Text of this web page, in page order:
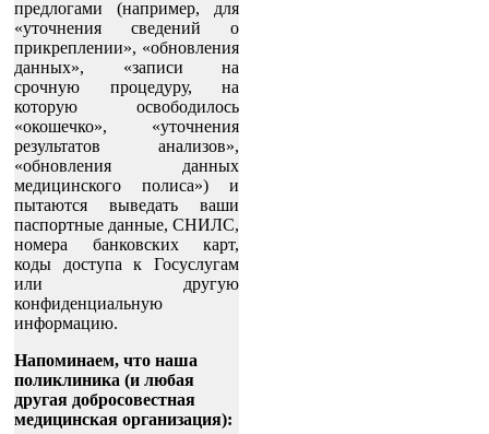
предлогами (например, для
«уточнения сведений о
прикреплении», «обновления
данных», «записи на
срочную процедуру, на
которую освободилось
«окошечко», «уточнения
результатов анализов»,
«обновления данных
медицинского полиса») и
пытаются выведать ваши
паспортные данные, СНИЛС,
номера банковских карт,
коды доступа к Госуслугам
или другую
конфиденциальную
информацию.
Напоминаем, что наша
поликлиника (и любая
другая добросовестная
медицинская организация):